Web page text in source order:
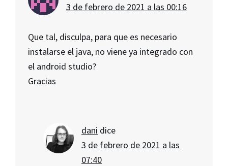
3 de febrero de 2021 a las 00:16
Que tal, disculpa, para que es necesario
instalarse el java, no viene ya integrado con
el android studio?
Gracias
dani dice
3 de febrero de 2021 a las
07:40